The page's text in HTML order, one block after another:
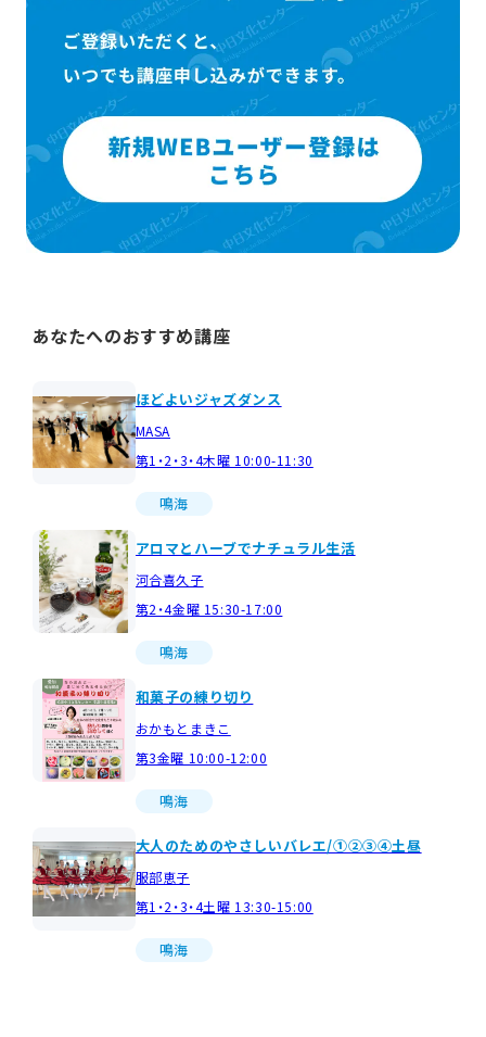
あなたへのおすすめ講座
ほどよいジャズダンス
MASA
第1・2・3・4木曜 10:00-11:30
鳴海
アロマとハーブでナチュラル生活
河合喜久子
第2・4金曜 15:30-17:00
鳴海
和菓子の練り切り
おかもとまきこ
第3金曜 10:00-12:00
鳴海
大人のためのやさしいバレエ/①②③④土昼
服部恵子
第1・2・3・4土曜 13:30-15:00
鳴海